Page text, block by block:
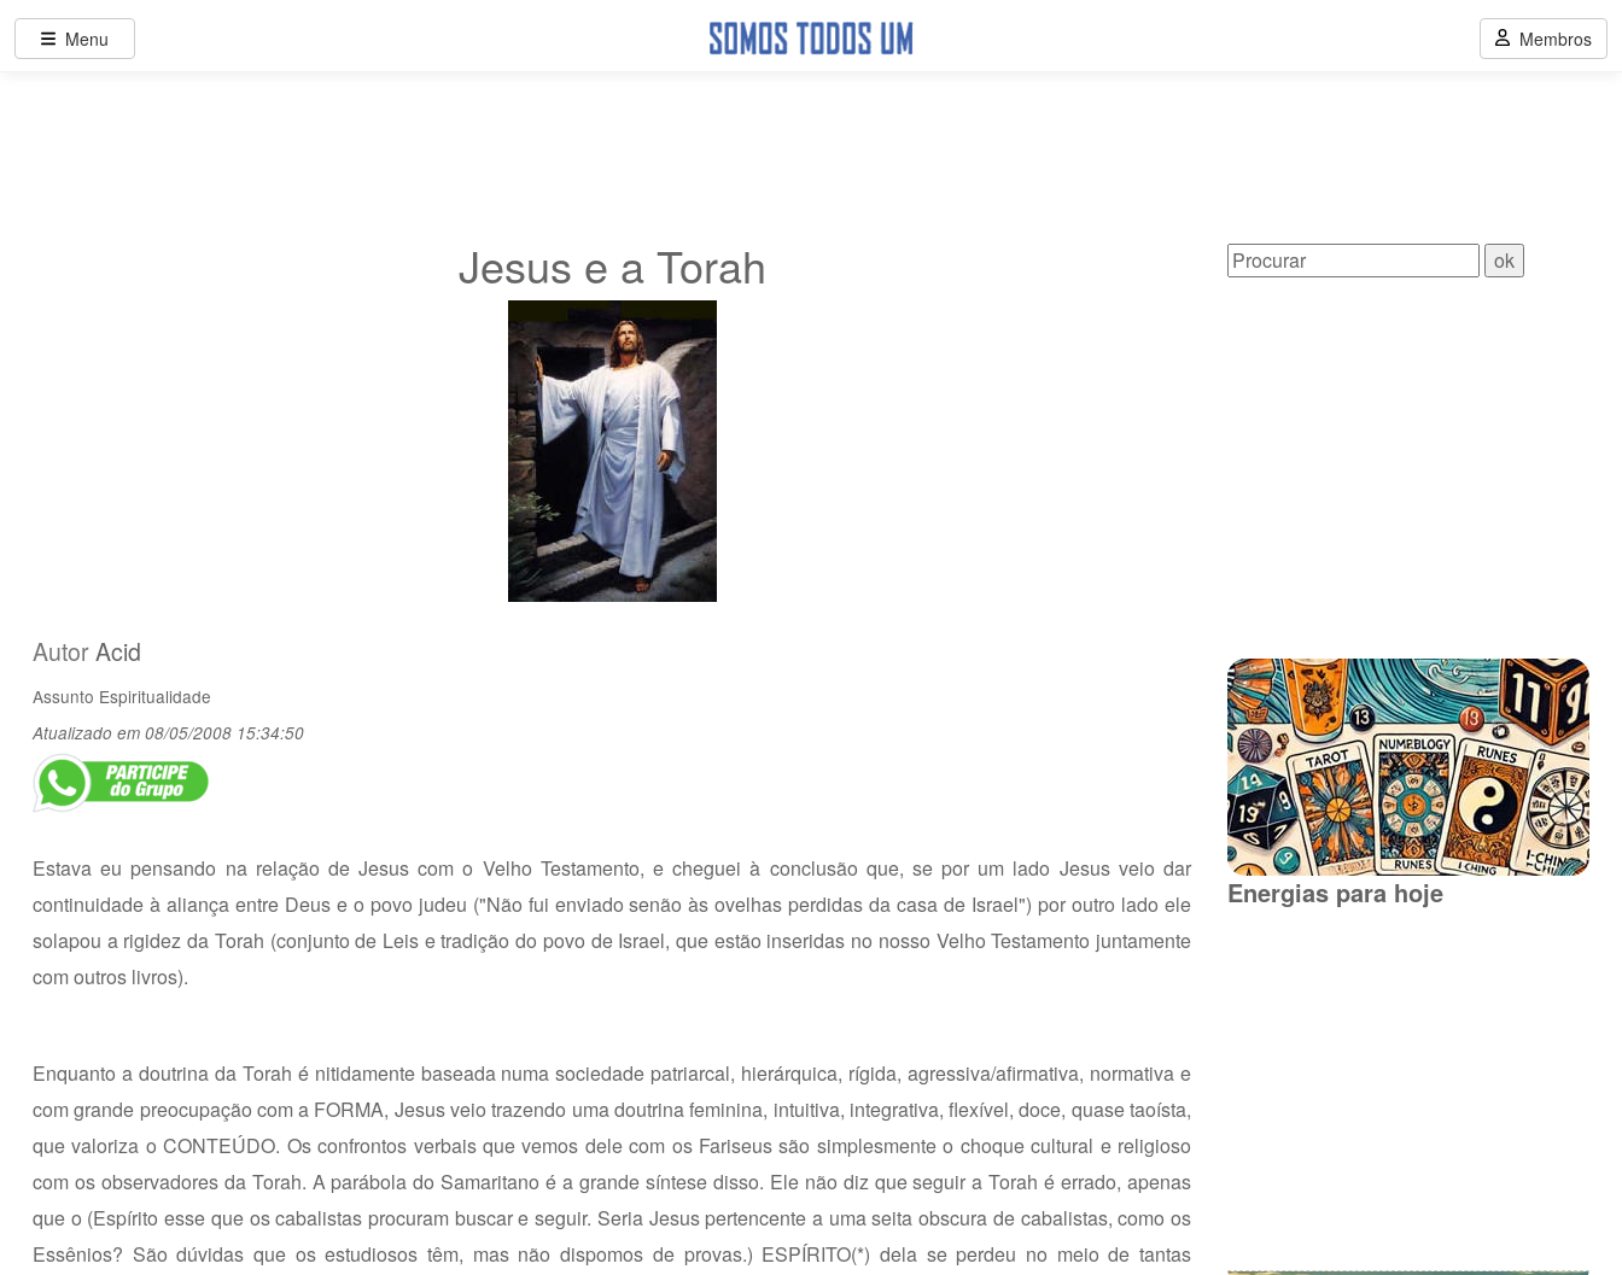
Jesus e a Torah
AutorAcid
Assunto Espiritualidade
Atualizado em 08/05/2008 15:34:50
Estava eu pensando na relação de Jesus com o Velho Testamento, e cheguei à conclusão que, se por um lado Jesus veio dar
continuidade à aliança entre Deus e o povo judeu ("Não fui enviado senão às ovelhas perdidas da casa de Israel") por outro lado ele
solapou a rigidez da Torah (conjunto de Leis e tradição do povo de Israel, que estão inseridas no nosso Velho Testamento juntamente
com outros livros).
Enquanto a doutrina da Torah é nitidamente baseada numa sociedade patriarcal, hierárquica, rígida, agressiva/afirmativa, normativa e
com grande preocupação com a FORMA, Jesus veio trazendo uma doutrina feminina, intuitiva, integrativa, flexível, doce, quase taoísta,
que valoriza o CONTEÚDO. Os confrontos verbais que vemos dele com os Fariseus são simplesmente o choque cultural e religioso
com os observadores da Torah. A parábola do Samaritano é a grande síntese disso. Ele não diz que seguir a Torah é errado, apenas
que o (Espírito esse que os cabalistas procuram buscar e seguir. Seria Jesus pertencente a uma seita obscura de cabalistas, como os
Essênios? São dúvidas que os estudiosos têm, mas não dispomos de provas.) ESPÍRITO(*) dela se perdeu no meio de tantas
Energias para hoje
Menu Membros